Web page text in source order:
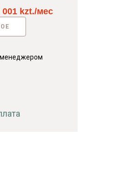
001 kzt./мес
менеджером